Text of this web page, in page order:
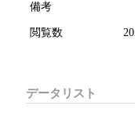
備考
閲覧数
データリスト